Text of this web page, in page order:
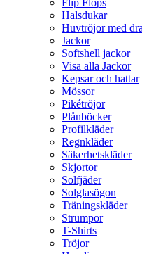
Flip Flops
Halsdukar
Huvtröjor med
Jackor
Softshell jackor
Visa alla Jackor
Kepsar och hattar
Mössor
Pikétröjor
Plånböcker
Profilkläder
Regnkläder
Säkerhetskläder
Skjortor
Solfjäder
Solglasögon
Träningskläder
Strumpor
T-Shirts
Tröjor